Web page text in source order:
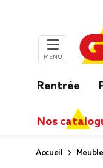
MENU
Rentrée
Nos
Accueil